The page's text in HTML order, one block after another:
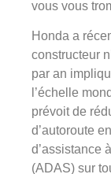
vous vous
Honda a
constructeur
par an
l’échelle
prévoit de
d’autoroute
d’assistance
(ADAS) sur